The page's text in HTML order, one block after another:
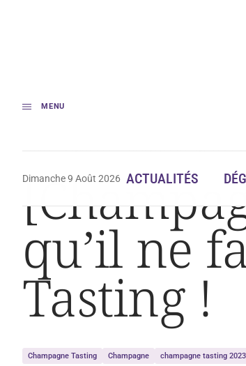
MENU
Dimanche 9 Août 2026 ACTUALITÉS
Accueil Dégustation [Champagne Tasting] Trois
qu’il ne
Tasting !
Champagne Tasting Champagne champagne tasting 2023